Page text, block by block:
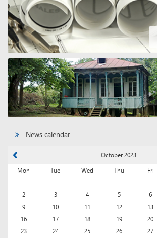
News calendar
October 2023
Mon
Tue Wed Thu Fri
2
3 4 5 6
9
10 11 12 13
16
17 18 19 20
23
24 25 26 27